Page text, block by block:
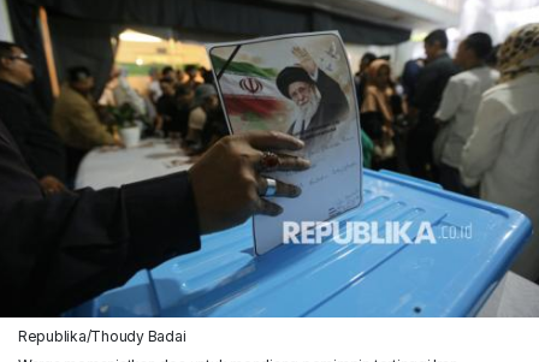
Republika/Thoudy Badai